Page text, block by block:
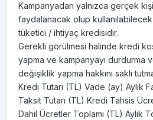
Kampanyadan yalnızca gerçek
faydalanacak olup
tüketici / ihtiyaç kredisidir.
Gerekli görülmesi halinde kredi
yapma ve kampanyayı durdurma
değişiklik yapma hakkını saklı
Kredi Tutarı (TL) Vade (ay) Aylık
Taksit Tutarı (TL) Kredi Tahsis
Dahil Ücretler Toplamı (TL) Aylık